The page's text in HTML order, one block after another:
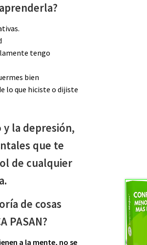
tengo
bien
lo que hiciste o dijiste
y la depresión,
que te
de cualquier
de cosas
PASAN?
a la mente, no se